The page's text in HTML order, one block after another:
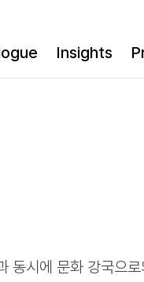
Insights
시에 문화 강국으